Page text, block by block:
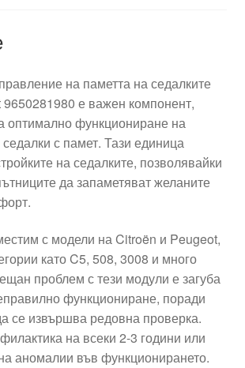
на паметта на седалките
е важен компонент,
оптимално функциониране на
седалки с памет. Тази единица
на седалките, позволявайки
да запаметяват желаните
с модели на Citroën и Peugeot,
като C5, 508, 3008 и много
проблем с тези модули е загуба
функциониране, поради
се извършва редовна проверка.
на всеки 2-3 години или
аномалии във функционирането.